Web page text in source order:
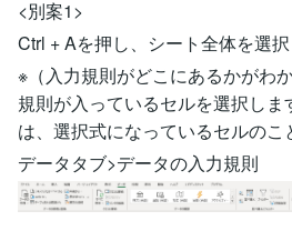
<別案1>
Ctrl + Aを押し、シート全体を選択
※（入力規則がどこにあるかがわ
規則が入っているセルを選択しま
は、選択式になっているセルのこ
データタブ>データの入力規則